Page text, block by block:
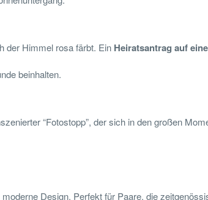
der Himmel rosa färbt. Ein Heiratsantrag auf
beinhalten.
“Fotostopp”, der sich in den großen
Design. Perfekt für Paare, die